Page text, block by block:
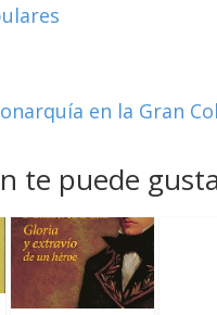
en la Gran
te puede